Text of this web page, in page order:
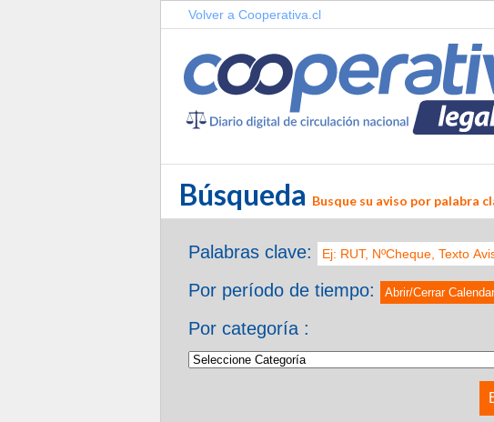
Volver a Cooperativa.cl
Búsqueda Busque su aviso por palabra
Palabras clave:
Por período de tiempo:
Abrir/Cerrar
Por categoría :